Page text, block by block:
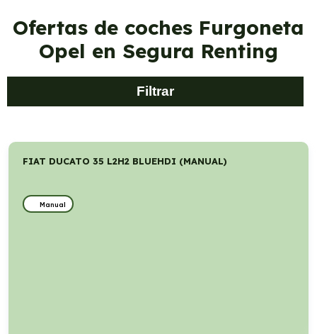
Ofertas de coches Furgoneta
Opel en Segura Renting
Filtrar
FIAT DUCATO 35 L2H2 BLUEHDI (MANUAL)
Manual